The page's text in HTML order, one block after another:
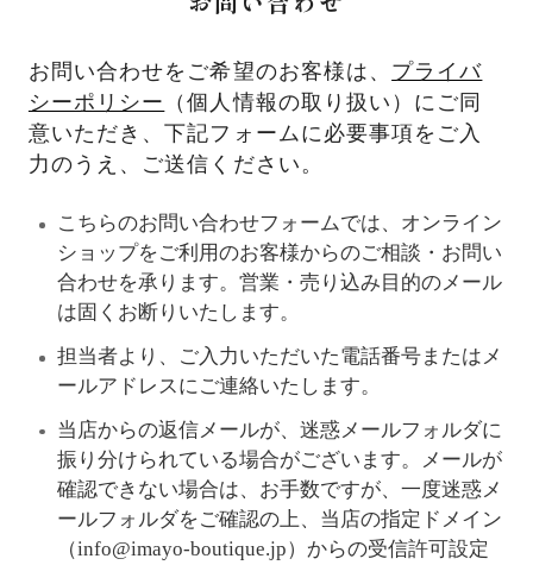
お問い合わせをご希望のお客様は、 プライバ
シーポリシー
（個人情報の取り扱い）にご同
意いただき、下記フォームに必要事項をご入
力のうえ、ご送信ください。
こちらのお問い合わせフォームでは、オンライン
ショップをご利用のお客様からのご相談・お問い
合わせを承ります。営業・売り込み目的のメール
は固くお断りいたします。
担当者より、ご入力いただいた電話番号またはメ
ールアドレスにご連絡いたします。
当店からの返信メールが、迷惑メールフォルダに
振り分けられている場合がございます。メールが
確認できない場合は、お手数ですが、一度迷惑メ
ールフォルダをご確認の上、当店の指定ドメイン
（info@imayo-boutique.jp）からの受信許可設定